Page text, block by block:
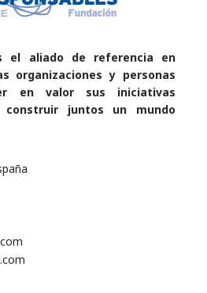
el aliado de referencia en
organizaciones y personas
en valor sus iniciativas
construir juntos un mundo